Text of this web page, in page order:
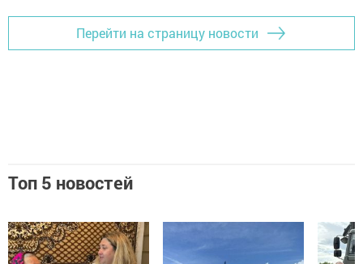
Перейти на страницу новости
Топ 5 новостей